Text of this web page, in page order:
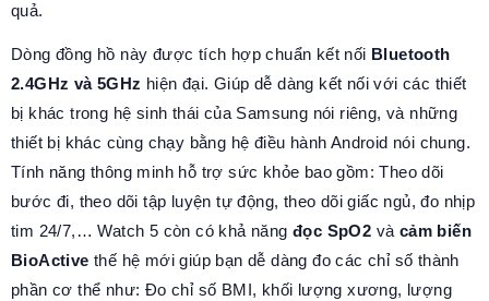
quả.
Dòng đồng hồ này được tích hợp chuẩn kết nối Bluetooth
2.4GHz và 5GHz hiện đại. Giúp dễ dàng kết nối với các thiết
bị khác trong hệ sinh thái của Samsung nói riêng, và những
thiết bị khác cùng chạy bằng hệ điều hành Android nói chung.
Tính năng thông minh hỗ trợ sức khỏe bao gồm: Theo dõi
bước đi, theo dõi tập luyện tự động, theo dõi giấc ngủ, đo nhịp
tim 24/7,… Watch 5 còn có khả năng đọc SpO2 và cảm biến
BioActive thế hệ mới giúp bạn dễ dàng đo các chỉ số thành
phần cơ thể như: Đo chỉ số BMI, khối lượng xương, lượng